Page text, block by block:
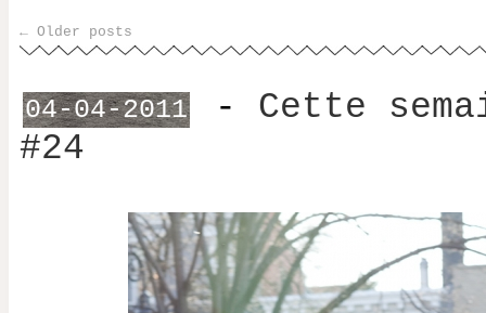
Post navigation
← Older posts
04-04-2011 - Cette
#24